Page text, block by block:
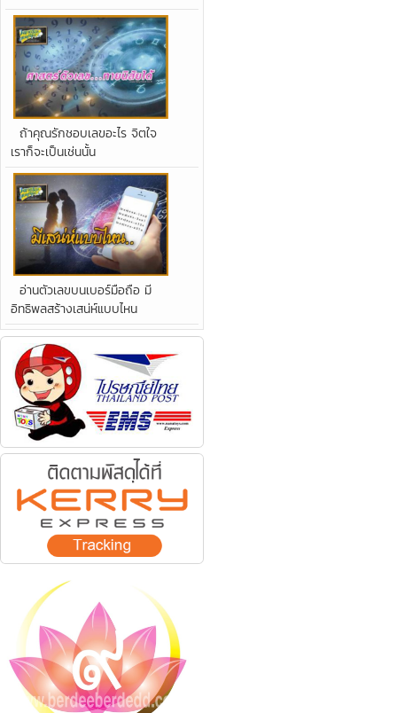
ถ้าคุณรักชอบเลขอะไร จิตใจ
เราก็จะเป็นเช่นนั้น
อ่านตัวเลขบนเบอร์มือถือ มี
อิทธิพลสร้างเสน่ห์แบบไหน